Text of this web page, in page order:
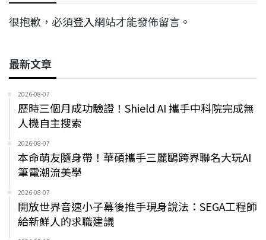
很抱歉，必須登入網站才能發佈留言。
最新文章
2026-08-07
歷時三個月成功驗證！Shield AI 攜手中科院完成無
人機自主搜索
2026-08-07
本命萌友隨身帶！華碩攜手三麗鷗跨界聯名大玩AI
筆電潮流美學
2026-08-07
開放世界音速小子幕後推手現身說法：SEGA工程師
給新鮮人的求職建議